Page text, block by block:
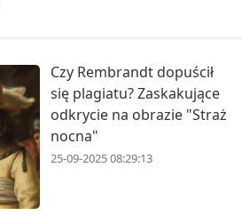
Czy Rembrandt dopuścił
się plagiatu? Zaskakujące
odkrycie na obrazie "Straż
nocna"
25-09-2025 08:29:13